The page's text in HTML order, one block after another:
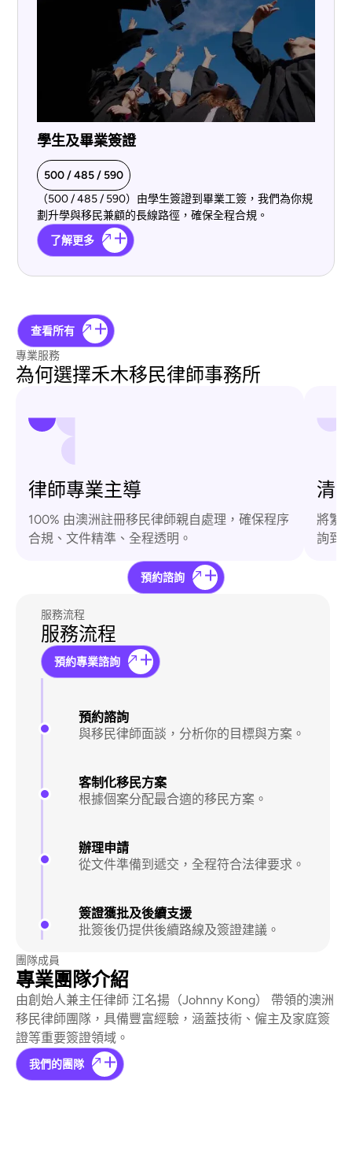
學生及畢業簽證
500 / 485 / 590
（500 / 485 / 590）由學生簽證到畢業工簽，我們為你規
劃升學與移民兼顧的長線路徑，確保全程合規。
了解更多
查看所有
專業服務
為何選擇禾木移民律師事務所
律師專業主導
100% 由澳洲註冊移民律師親自處理，確保程序
合規、文件精準、全程透明。
清
將繁
詢到
預約諮詢
服務流程
服務流程
預約專業諮詢
預約諮詢
與移民律師面談，分析你的目標與方案。
客制化移民方案
根據個案分配最合適的移民方案。
辦理申請
從文件準備到遞交，全程符合法律要求。
簽證獲批及後續支援
批簽後仍提供後續路線及簽證建議。
團隊成員
專業團隊介紹
由創始人兼主任律師 江名揚（Johnny Kong） 帶領的澳洲
移民律師團隊，具備豐富經驗，涵蓋技術、僱主及家庭簽
證等重要簽證領域。
我們的團隊